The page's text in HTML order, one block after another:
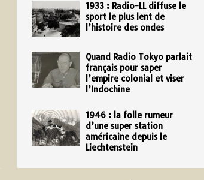
1933 : Radio-LL diffuse le
sport le plus lent de
l’histoire des ondes
Quand Radio Tokyo parlait
français pour saper
l’empire colonial et viser
l’Indochine
1946 : la folle rumeur
d’une super station
américaine depuis le
Liechtenstein